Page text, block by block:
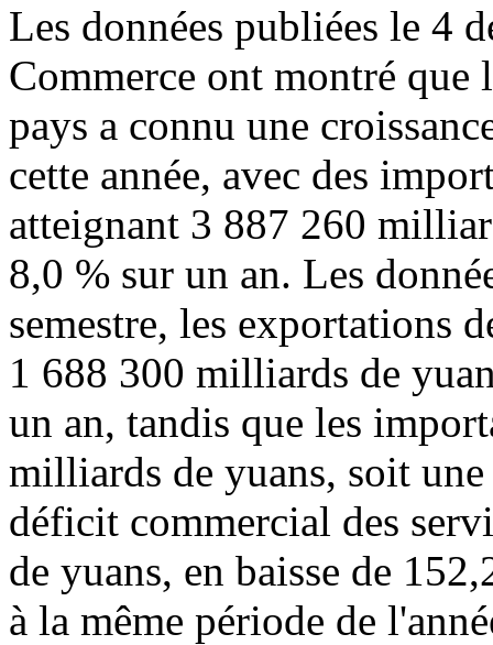
Les données publiées le 4
Commerce ont montré que
pays a connu une
cette année, avec des
atteignant 3 887 260
8,0 % sur un an. Les
semestre, les exportations
1 688 300 milliards de
un an, tandis que les
milliards de yuans, soit
déficit commercial des
de yuans, en baisse de
à la même période de